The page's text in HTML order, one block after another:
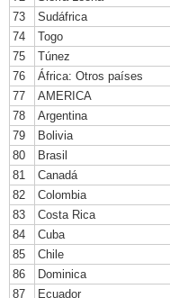
73
Sudáfrica
74
Togo
75
Túnez
76
África: Otros países
77
AMERICA
78
Argentina
79
Bolivia
80
Brasil
81
Canadá
82
Colombia
83
Costa Rica
84
Cuba
85
Chile
86
Dominica
87
Ecuador